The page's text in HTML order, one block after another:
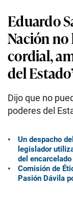
Eduardo
Nación
cordial,
del
Dijo que no
poderes del
Un despacho
legislador
del
Comisión de
Pasión Dávila